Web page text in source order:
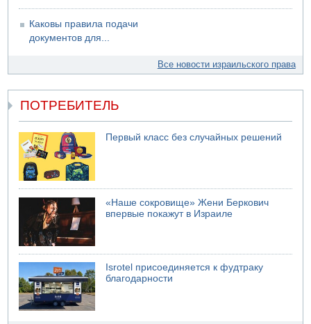
Каковы правила подачи
документов для...
Все новости израильского права
ПОТРЕБИТЕЛЬ
Первый класс без случайных решений
«Наше сокровище» Жени Беркович
впервые покажут в Израиле
Isrotel присоединяется к фудтраку
благодарности